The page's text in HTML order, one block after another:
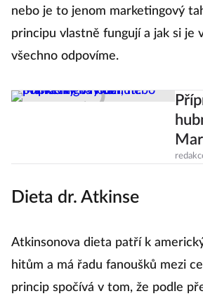
nebo je to jenom marketingový
principu vlastně fungují a jak si je
všechno odpovíme.
Dieta dr. Atkinse
Atkinsonova dieta patří k
hitům a má řadu fanoušků mezi
princip spočívá v tom, že podle